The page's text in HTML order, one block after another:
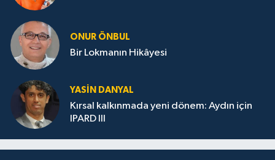
ONUR ÖNBUL
Bir Lokmanın Hikâyesi
YASIN DANYAL
Kırsal kalkınmada yeni dönem: Aydın için
IPARD III